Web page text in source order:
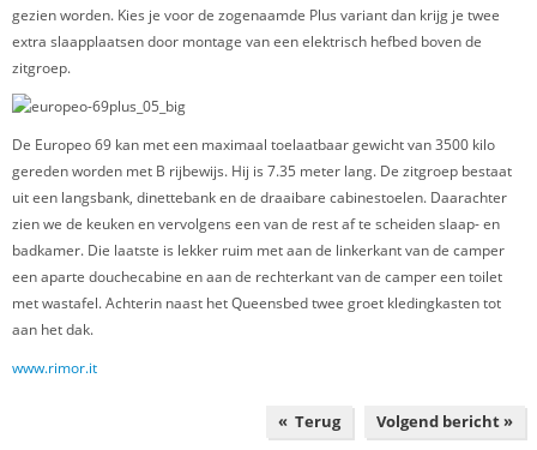
gezien worden. Kies je voor de zogenaamde Plus variant dan krijg je twee
extra slaapplaatsen door montage van een elektrisch hefbed boven de
zitgroep.
De Europeo 69 kan met een maximaal toelaatbaar gewicht van 3500 kilo
gereden worden met B rijbewijs. Hij is 7.35 meter lang. De zitgroep bestaat
uit een langsbank, dinettebank en de draaibare cabinestoelen. Daarachter
zien we de keuken en vervolgens een van de rest af te scheiden slaap- en
badkamer. Die laatste is lekker ruim met aan de linkerkant van de camper
een aparte douchecabine en aan de rechterkant van de camper een toilet
met wastafel. Achterin naast het Queensbed twee groet kledingkasten tot
aan het dak.
www.rimor.it
« Terug Volgend bericht »